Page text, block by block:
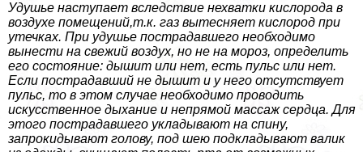
Удушье наступает вследствие нехватки кислорода в
воздухе помещений,т.к. газ вытесняет кислород при
утечках. При удушье пострадавшего необходимо
вынести на свежий воздух, но не на мороз, определить
его состояние: дышит или нет, есть пульс или нет.
Если пострадавший не дышит и у него отсутствует
пульс, то в этом случае необходимо проводить
искусственное дыхание и непрямой массаж сердца. Для
этого пострадавшего укладывают на спину,
запрокидывают голову, под шею подкладывают валик